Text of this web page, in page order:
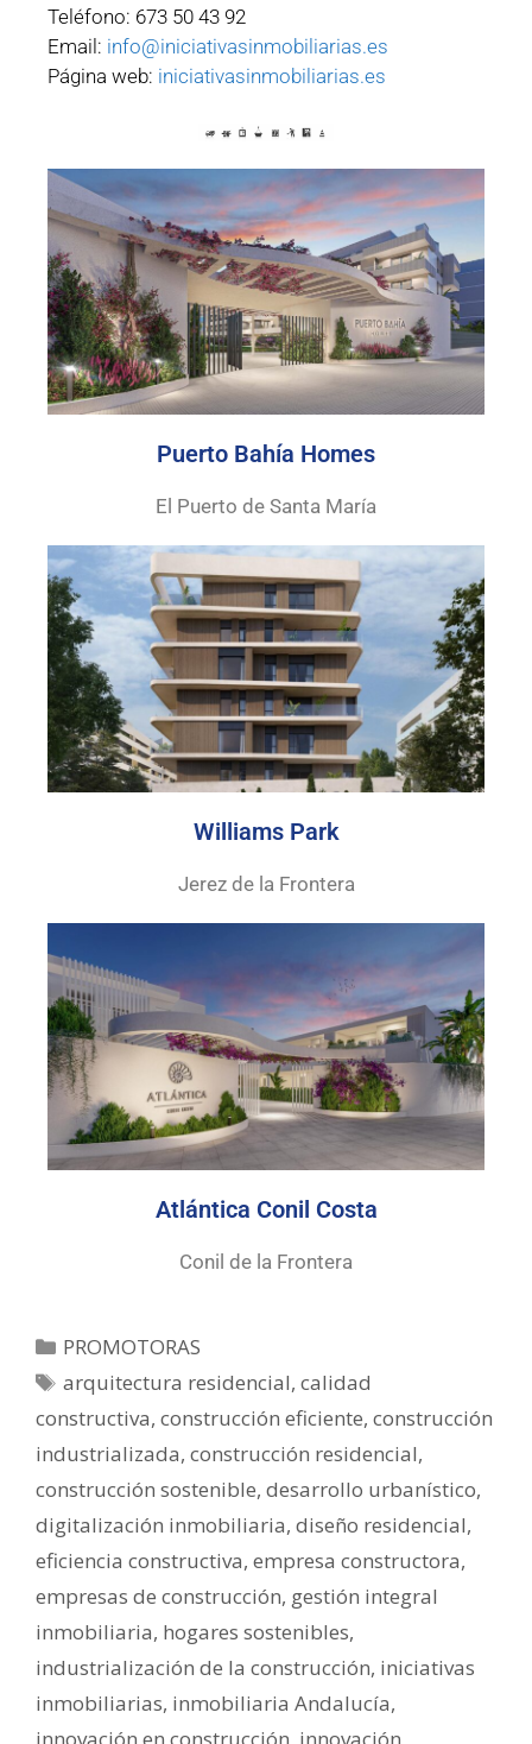
Teléfono: 673 50 43 92
Email: info@iniciativasinmobiliarias.es
Página web: iniciativasinmobiliarias.es
Puerto Bahía Homes
El Puerto de Santa María
Williams Park
Jerez de la Frontera
Atlántica Conil Costa
Conil de la Frontera
PROMOTORAS
arquitectura residencial,calidad
constructiva, construcción eficiente, construcción
industrializada, construcción residencial,
construcción sostenible, desarrollo urbanístico,
digitalización inmobiliaria, diseño residencial,
eficiencia constructiva, empresa constructora,
empresas de construcción, gestión integral
inmobiliaria, hogares sostenibles,
industrialización de la construcción, iniciativas
inmobiliarias, inmobiliaria Andalucía,